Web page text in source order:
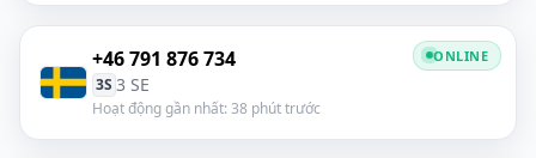
+46 791 876 734
3S 3 SE
Hoạt động gần nhất: 38 phút trước
ONLINE